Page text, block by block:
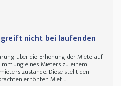
nicht bei laufenden
über die Erhöhung der Miete auf
eines Mieters zu einem
zustande. Diese stellt den
erhöhten Miet...